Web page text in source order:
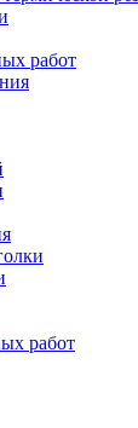
работ
работ